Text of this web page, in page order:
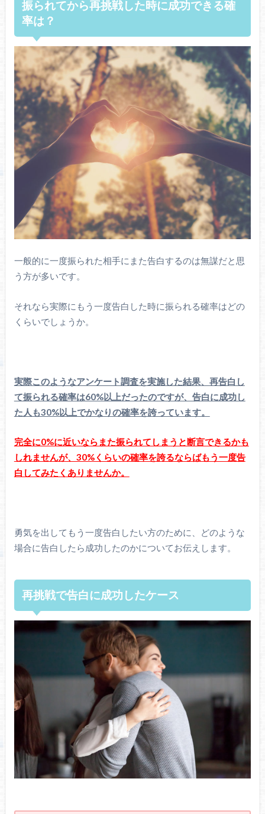
振られてから再挑戦した時に成功できる確
率は？
一般的に一度振られた相手にまた告白するのは無謀だと思
う方が多いです。
それなら実際にもう一度告白した時に振られる確率はどの
くらいでしょうか。
実際このようなアンケート調査を実施した結果、再告白し
て振られる確率は60%以上だったのですが、告白に成功し
た人も30%以上でかなりの確率を誇っています。
完全に0%に近いならまた振られてしまうと断言できるかも
しれませんが、30%くらいの確率を誇るならばもう一度告
白してみたくありませんか。
勇気を出してもう一度告白したい方のために、どのような
場合に告白したら成功したのかについてお伝えします。
再挑戦で告白に成功 したケース